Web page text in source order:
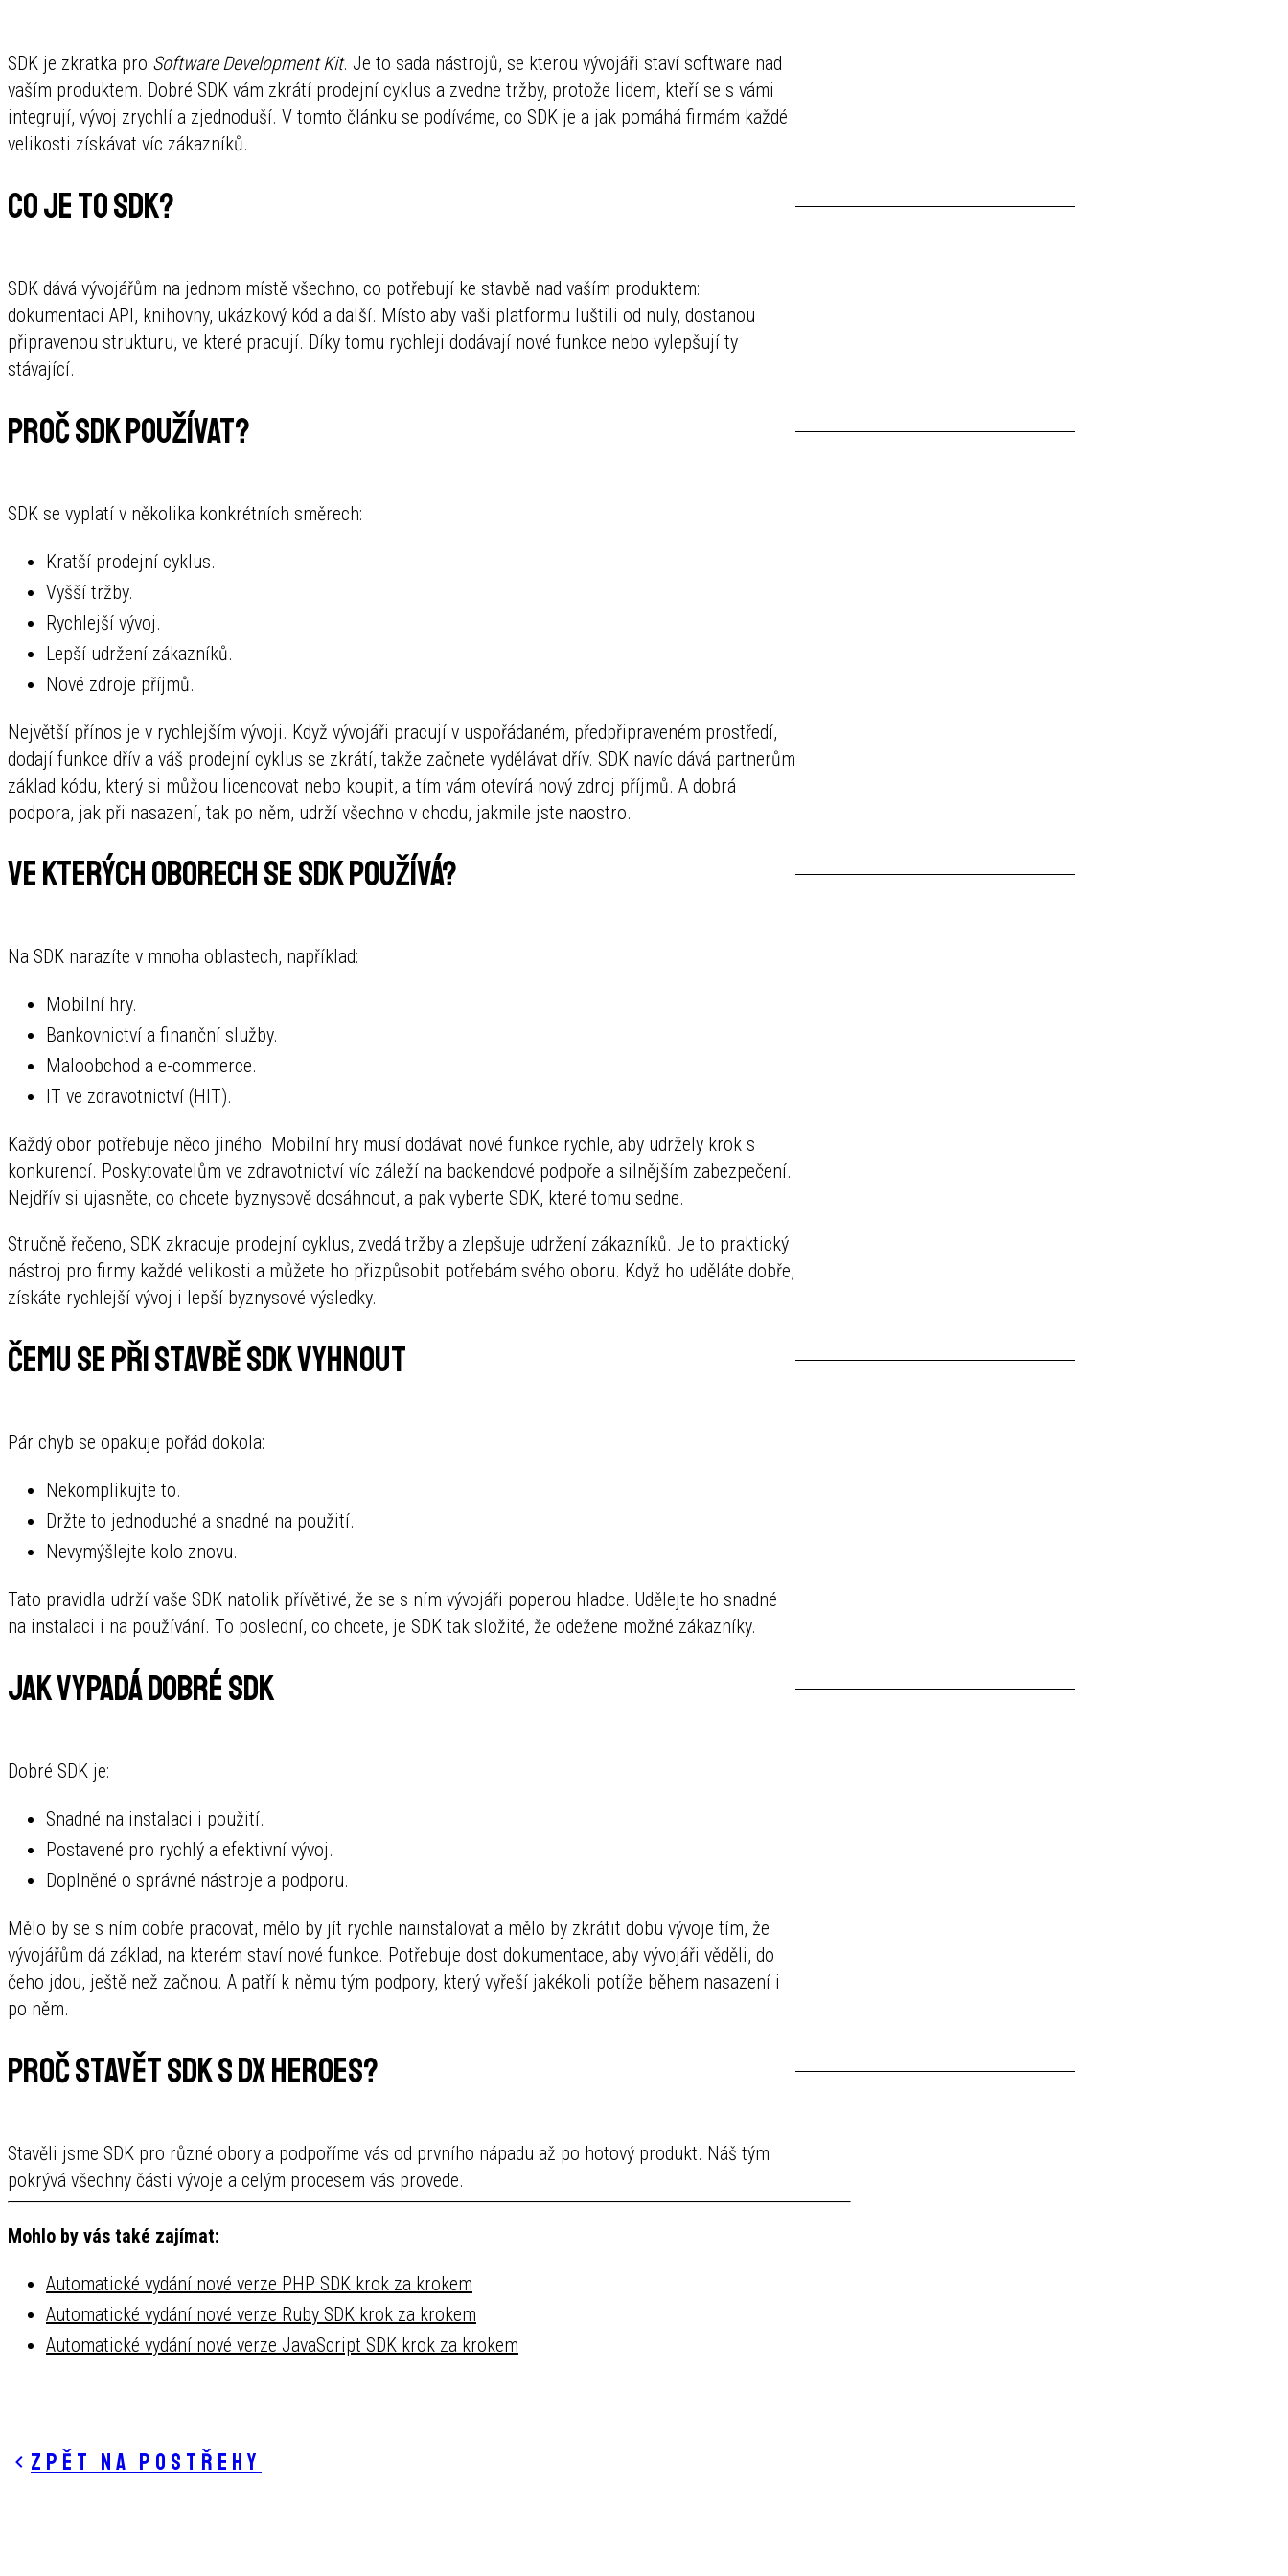
SDK je zkratka pro Software Development Kit. Je to sada nástrojů, se kterou vývojáři staví software nad
vaším produktem. Dobré SDK vám zkrátí prodejní cyklus a zvedne tržby, protože lidem, kteří se s vámi
integrují, vývoj zrychlí a zjednoduší. V tomto článku se podíváme, co SDK je a jak pomáhá firmám každé
velikosti získávat víc zákazníků.
Co je to SDK?
SDK dává vývojářům na jednom místě všechno, co potřebují ke stavbě nad vaším produktem:
dokumentaci API, knihovny, ukázkový kód a další. Místo aby vaši platformu luštili od nuly, dostanou
připravenou strukturu, ve které pracují. Díky tomu rychleji dodávají nové funkce nebo vylepšují ty
stávající.
Proč SDK používat?
SDK se vyplatí v několika konkrétních směrech:
Kratší prodejní cyklus.
Vyšší tržby.
Rychlejší vývoj.
Lepší udržení zákazníků.
Nové zdroje příjmů.
Největší přínos je v rychlejším vývoji. Když vývojáři pracují v uspořádaném, předpřipraveném prostředí,
dodají funkce dřív a váš prodejní cyklus se zkrátí, takže začnete vydělávat dřív. SDK navíc dává partnerům
základ kódu, který si můžou licencovat nebo koupit, a tím vám otevírá nový zdroj příjmů. A dobrá
podpora, jak při nasazení, tak po něm, udrží všechno v chodu, jakmile jste naostro.
Ve kterých oborech se SDK používá?
Na SDK narazíte v mnoha oblastech, například:
Mobilní hry.
Bankovnictví a finanční služby.
Maloobchod a e-commerce.
IT ve zdravotnictví (HIT).
Každý obor potřebuje něco jiného. Mobilní hry musí dodávat nové funkce rychle, aby udržely krok s
konkurencí. Poskytovatelům ve zdravotnictví víc záleží na backendové podpoře a silnějším zabezpečení.
Nejdřív si ujasněte, co chcete byznysově dosáhnout, a pak vyberte SDK, které tomu sedne.
Stručně řečeno, SDK zkracuje prodejní cyklus, zvedá tržby a zlepšuje udržení zákazníků. Je to praktický
nástroj pro firmy každé velikosti a můžete ho přizpůsobit potřebám svého oboru. Když ho uděláte dobře,
získáte rychlejší vývoj i lepší byznysové výsledky.
Čemu se při stavbě SDK vyhnout
Pár chyb se opakuje pořád dokola:
Nekomplikujte to.
Držte to jednoduché a snadné na použití.
Nevymýšlejte kolo znovu.
Tato pravidla udrží vaše SDK natolik přívětivé, že se s ním vývojáři poperou hladce. Udělejte ho snadné
na instalaci i na používání. To poslední, co chcete, je SDK tak složité, že odežene možné zákazníky.
Jak vypadá dobré SDK
Dobré SDK je:
Snadné na instalaci i použití.
Postavené pro rychlý a efektivní vývoj.
Doplněné o správné nástroje a podporu.
Mělo by se s ním dobře pracovat, mělo by jít rychle nainstalovat a mělo by zkrátit dobu vývoje tím, že
vývojářům dá základ, na kterém staví nové funkce. Potřebuje dost dokumentace, aby vývojáři věděli, do
čeho jdou, ještě než začnou. A patří k němu tým podpory, který vyřeší jakékoli potíže během nasazení i
po něm.
Proč stavět SDK s DX Heroes?
Stavěli jsme SDK pro různé obory a podpoříme vás od prvního nápadu až po hotový produkt. Náš tým
pokrývá všechny části vývoje a celým procesem vás provede.
Mohlo by vás také zajímat:
Automatické vydání nové verze PHP SDK krok za krokem
Automatické vydání nové verze Ruby SDK krok za krokem
Automatické vydání nové verze JavaScript SDK krok za krokem
Zpět na postřehy